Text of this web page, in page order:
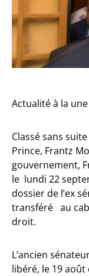
Actualité à la
Classé sans
Prince, Frantz
gouvernement,
le lundi 22
dossier de l’ex
transféré au
droit.
L’ancien
libéré, le 19